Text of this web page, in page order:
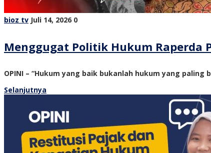
bioz tv Juli 14, 2026 0
Menggugat Politik Hukum Raperda
OPINI – “Hukum yang baik bukanlah hukum yang
Selanjutnya